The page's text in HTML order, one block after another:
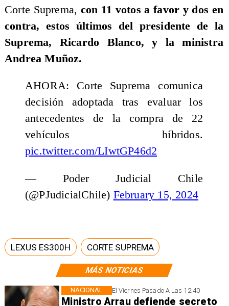
MÁS NOTICIAS
El Viernes Pasado A Las 12:40
Ministro Arrau defiende secreto
NACIONAL
Corte Suprema, con 11 votos a favor y dos en
contra, estos últimos del presidente de la
Suprema, Ricardo Blanco, y la ministra
Andrea Muñoz.
AHORA: Corte Suprema comunica
decisión adoptada tras evaluar los
antecedentes de la compra de 22
vehículos híbridos.
pic.twitter.com/LIwtGP46d2
— Poder Judicial Chile
(@PJudicialChile) February 15, 2024
LEXUS ES300H CORTE SUPREMA